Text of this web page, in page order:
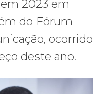
2023 em
do Fórum
ocorrido
deste ano.